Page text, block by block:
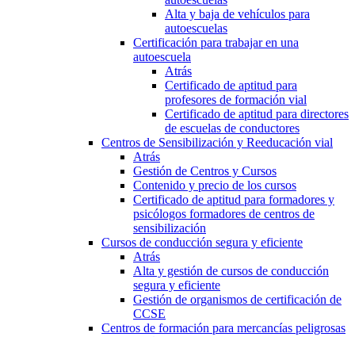
Alta y baja de vehículos para
autoescuelas
Certificación para trabajar en una
autoescuela
Atrás
Certificado de aptitud para
profesores de formación vial
Certificado de aptitud para directores
de escuelas de conductores
Centros de Sensibilización y Reeducación vial
Atrás
Gestión de Centros y Cursos
Contenido y precio de los cursos
Certificado de aptitud para formadores y
psicólogos formadores de centros de
sensibilización
Cursos de conducción segura y eficiente
Atrás
Alta y gestión de cursos de conducción
segura y eficiente
Gestión de organismos de certificación de
CCSE
Centros de formación para mercancías peligrosas